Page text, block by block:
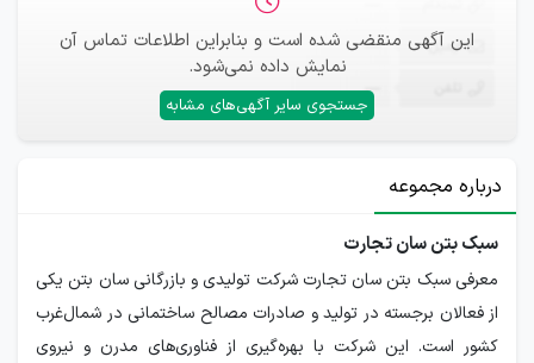
این آگهی منقضی شده است و بنابراین اطلاعات تماس آن
نمایش داده نمی‌شود.
جستجوی سایر آگهی‌های مشابه
ایمیل —
—
درباره مجموعه
سبک بتن سان تجارت
معرفی سبک بتن سان تجارت شرکت تولیدی و بازرگانی سان بتن یکی
از فعالان برجسته در تولید و صادرات مصالح ساختمانی در شمال‌غرب
کشور است. این شرکت با بهره‌گیری از فناوری‌های مدرن و نیروی